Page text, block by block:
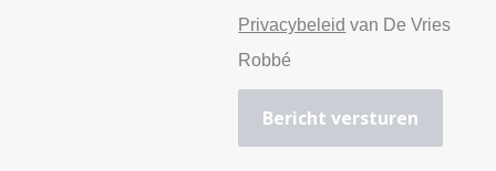
Privacybeleid van De Vries
Robbé